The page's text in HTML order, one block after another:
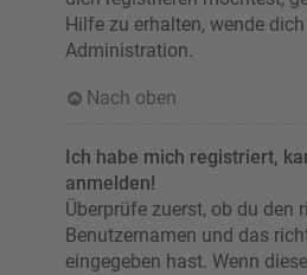
Hilfe zu erhalten, wende
Administration.
Nach oben
Ich habe mich registriert,
anmelden!
Überprüfe zuerst, ob du den
Benutzernamen und das
eingegeben hast. Wenn